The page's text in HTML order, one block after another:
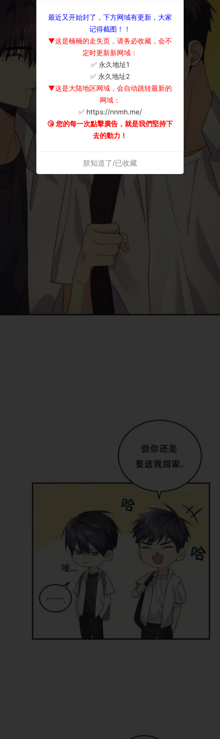
最近又开始封了，下方网域有更新，大家
记得截图！！
▼这是楠楠的走失页，请务必收藏，会不
定时更新新网域：
✅ 永久地址1
✅ 永久地址2
▼这是大陆地区网域，会自动跳转最新的
网域：
✅ https://nnmh.me/
😘 您的每一次點擊廣告，就是我們堅持下
去的動力！
朕知道了/已收藏